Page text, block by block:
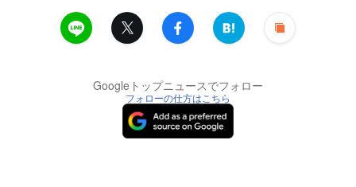
Googleトップニュースでフォロー
フォローの仕方はこちら